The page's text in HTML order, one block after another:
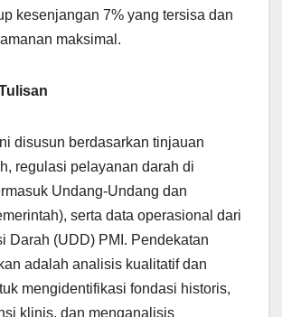
kesenjangan 7% yang tersisa dan
maksimal.
disusun berdasarkan tinjauan
regulasi pelayanan darah di
Undang-Undang dan
serta data operasional dari
Darah (UDD) PMI. Pendekatan
adalah analisis kualitatif dan
mengidentifikasi fondasi historis,
klinis, dan menganalisis